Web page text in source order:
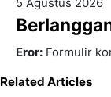
Eror: Formulir
Related Articles